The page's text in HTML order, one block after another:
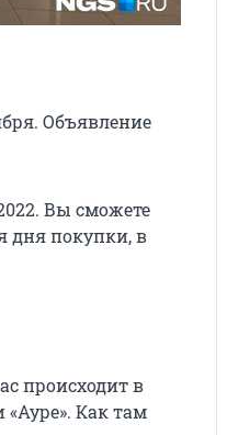
Объявление
Вы сможете
дня покупки, в
происходит в
«Ауре». Как там